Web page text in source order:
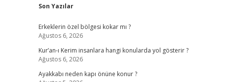
Sidebar
Son Yazılar
Erkeklerin özel bölgesi kokar mı ?
Ağustos 6, 2026
Kur’an-ı Kerim insanlara hangi konularda yol gösterir ?
Ağustos 6, 2026
Ayakkabı neden kapı önüne konur ?